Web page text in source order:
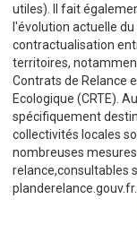
utiles). Il fait
l'évolution actuelle du
contractualisation
territoires,
Contrats de Relance
Ecologique (CRTE).
spécifiquement
collectivités locales
nombreuses
relance,consultables
planderelance.gouv.fr.